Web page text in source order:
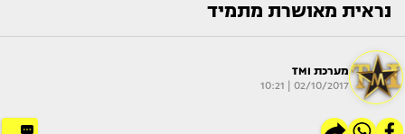
נראית מאושרת מתמיד
מערכת TMI
02/10/2017 | 10:21